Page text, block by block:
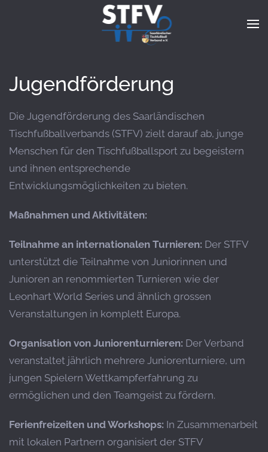
Zum Hauptinhalt springen
Jugendförderung
Die Jugendförderung des Saarländischen
Tischfußballverbands (STFV) zielt darauf ab, junge
Menschen für den Tischfußballsport zu begeistern
und ihnen entsprechende
Entwicklungsmöglichkeiten zu bieten.
Maßnahmen und Aktivitäten:
Teilnahme an internationalen Turnieren: Der STFV
unterstützt die Teilnahme von Juniorinnen und
Junioren an renommierten Turnieren wie der
Leonhart World Series und ähnlich grossen
Veranstaltungen in komplett Europa.
Organisation von Juniorenturnieren: Der Verband
veranstaltet jährlich mehrere Juniorenturniere, um
jungen Spielern Wettkampferfahrung zu
ermöglichen und den Teamgeist zu fördern.
Ferienfreizeiten und Workshops: In Zusammenarbeit
mit lokalen Partnern organisiert der STFV